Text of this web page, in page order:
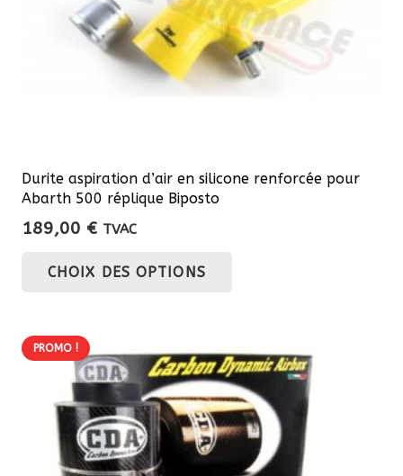
Durite aspiration d’air en silicone renforcée pour
Abarth 500 réplique Biposto
189,00 € TVAC
CHOIX DES OPTIONS
variations.
Les
options
peuvent
être
PROMO !